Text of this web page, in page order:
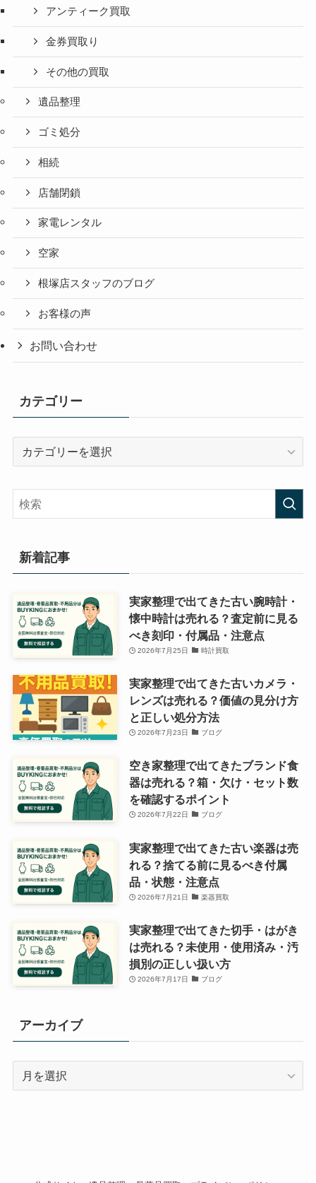
アンティーク買取
金券買取り
その他の買取
遺品整理
ゴミ処分
相続
店舗閉鎖
家電レンタル
空家
根塚店スタッフのブログ
お客様の声
お問い合わせ
カテゴリー
リ
ー
新着記事
実家整理で出てきた古い腕時計・
懐中時計は売れる？査定前に見る
べき刻印・付属品・注意点
2026年7月25日 時計買取
実家整理で出てきた古いカメラ・
レンズは売れる？価値の見分け方
と正しい処分方法
2026年7月23日 ブログ
空き家整理で出てきたブランド食
器は売れる？箱・欠け・セット数
を確認するポイント
2026年7月22日 ブログ
実家整理で出てきた古い楽器は売
れる？捨てる前に見るべき付属
品・状態・注意点
2026年7月21日 楽器買取
実家整理で出てきた切手・はがき
は売れる？未使用・使用済み・汚
損別の正しい扱い方
2026年7月17日 ブログ
アーカイブ